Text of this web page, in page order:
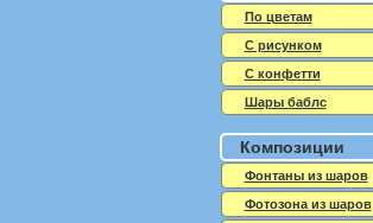
По цветам
С рисунком
С конфетти
Шары баблс
Композиции
Фонтаны из шаров
Фотозона из шаров